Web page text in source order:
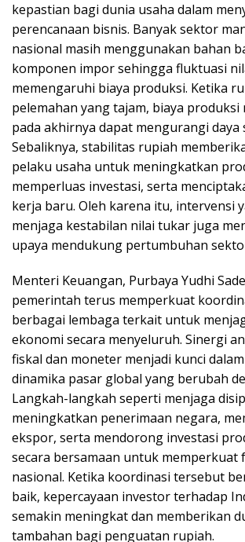
kepastian bagi dunia usaha dalam
perencanaan bisnis. Banyak sektor
nasional masih menggunakan bahan
komponen impor sehingga fluktuasi
memengaruhi biaya produksi. Ketika
pelemahan yang tajam, biaya produksi
pada akhirnya dapat mengurangi daya
Sebaliknya, stabilitas rupiah
pelaku usaha untuk meningkatkan
memperluas investasi, serta
kerja baru. Oleh karena itu, intervensi
menjaga kestabilan nilai tukar juga
upaya mendukung pertumbuhan
Menteri Keuangan, Purbaya Yudhi
pemerintah terus memperkuat
berbagai lembaga terkait untuk
ekonomi secara menyeluruh. Sinergi
fiskal dan moneter menjadi kunci
dinamika pasar global yang berubah
Langkah-langkah seperti menjaga
meningkatkan penerimaan negara,
ekspor, serta mendorong investasi
secara bersamaan untuk memperkuat
nasional. Ketika koordinasi tersebut
baik, kepercayaan investor terhadap
semakin meningkat dan memberikan
tambahan bagi penguatan rupiah.